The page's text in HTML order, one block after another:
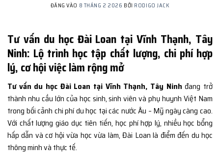
ĐĂNG VÀO 8 THÁNG 2 2026 BỞI RODIGO JACK
Tư vấn du học Đài Loan tại Vĩnh Thạnh, Tây
Ninh: Lộ trình học tập chất lượng, chi phí hợp
lý, cơ hội việc làm rộng mở
Tư vấn du học Đài Loan tại Vĩnh Thạnh, Tây Ninh đang trở
thành nhu cầu lớn của học sinh, sinh viên và phụ huynh Việt Nam
trong bối cảnh chi phí du học tại các nước Âu – Mỹ ngày càng cao.
Với chất lượng giáo dục tiên tiến, học phí hợp lý, nhiều học bổng
hấp dẫn và cơ hội vừa học vừa làm, Đài Loan là điểm đến du học
thông minh và thực tế.